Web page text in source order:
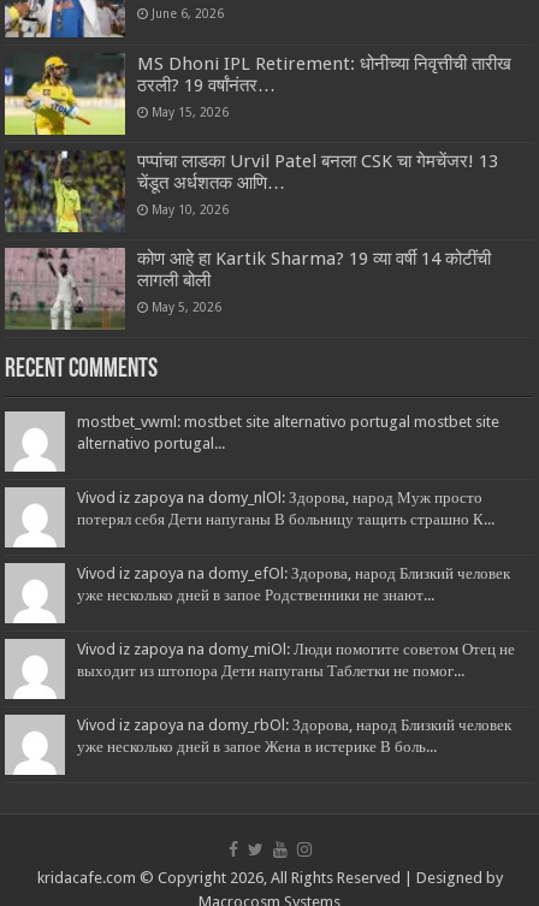
June 6, 2026
MS Dhoni IPL Retirement: धोनीच्या निवृत्तीची तारीख
ठरली? 19 वर्षांनंतर…
May 15, 2026
पप्पांचा लाडका Urvil Patel बनला CSK चा गेमचेंजर! 13
चेंडूत अर्धशतक आणि…
May 10, 2026
कोण आहे हा Kartik Sharma? 19 व्या वर्षी 14 कोटींची
लागली बोली
May 5, 2026
Recent Comments
mostbet_vwml: mostbet site alternativo portugal mostbet site
alternativo portugal...
Vivod iz zapoya na domy_nlOl: Здорова, народ Муж просто
потерял себя Дети напуганы В больницу тащить страшно К...
Vivod iz zapoya na domy_efOl: Здорова, народ Близкий человек
уже несколько дней в запое Родственники не знают...
Vivod iz zapoya na domy_miOl: Люди помогите советом Отец не
выходит из штопора Дети напуганы Таблетки не помог...
Vivod iz zapoya na domy_rbOl: Здорова, народ Близкий человек
уже несколько дней в запое Жена в истерике В боль...
kridacafe.com © Copyright 2026, All Rights Reserved | Designed by
Macrocosm Systems